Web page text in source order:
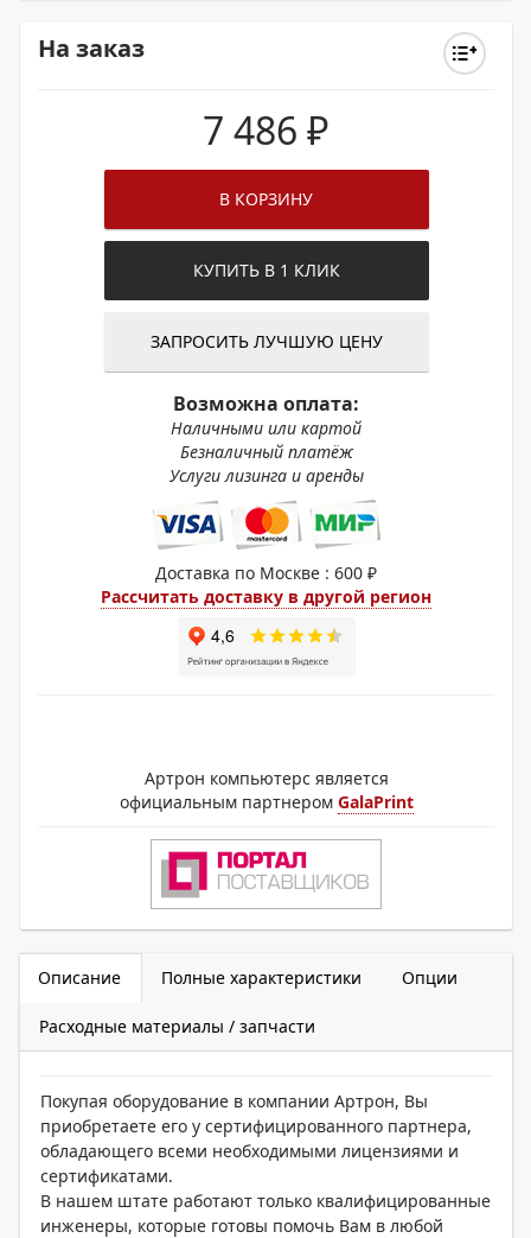
На заказ
7 486 ₽
В КОРЗИНУ
КУПИТЬ В 1 КЛИК
ЗАПРОСИТЬ ЛУЧШУЮ ЦЕНУ
Возможна оплата:
Наличными или картой
Безналичный платёж
Услуги лизинга и аренды
Доставка по Москве : 600 ₽
Рассчитать доставку в другой регион
Артрон компьютерс является
официальным партнером GalaPrint
Описание Полные характеристики Опции
Расходные материалы / запчасти
Покупая оборудование в компании Артрон, Вы
приобретаете его у сертифицированного партнера,
обладающего всеми необходимыми лицензиями и
сертификатами.
В нашем штате работают только квалифицированные
инженеры, которые готовы помочь Вам в любой